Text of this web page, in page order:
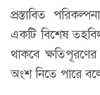
প্রস্তাবিত
একটি বিশেষ
থাকবে
অংশ নিতে পারে বলে